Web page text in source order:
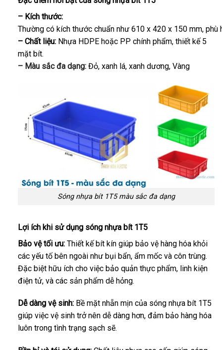
– Kích thước:
Thường có kích thước chuẩn như 610 x 420 x 150 mm, phù
– Chất liệu:Nhựa HDPE hoặc PP chính phẩm, thiết kế 5
mặt bít.
– Màu sắc đa dạng: Đỏ, xanh lá, xanh dương, Vàng
Sóng nhựa bít 1T5 màu sắc đa dạng
Lợi ích khi sử dụng sóng nhựa bít 1T5
Bảo vệ tối ưu:Thiết kế bít kín giúp bảo vệ hàng hóa khỏi
các yếu tố bên ngoài như bụi bẩn, ẩm mốc và côn trùng.
Đặc biệt hữu ích cho việc bảo quản thực phẩm, linh kiện
điện tử, và các sản phẩm dễ hỏng.
Dễ dàng vệ sinh:Bề mặt nhẵn mịn của sóng nhựa bít 1T5
giúp việc vệ sinh trở nên dễ dàng hơn, đảm bảo hàng hóa
luôn trong tình trạng sạch sẽ.